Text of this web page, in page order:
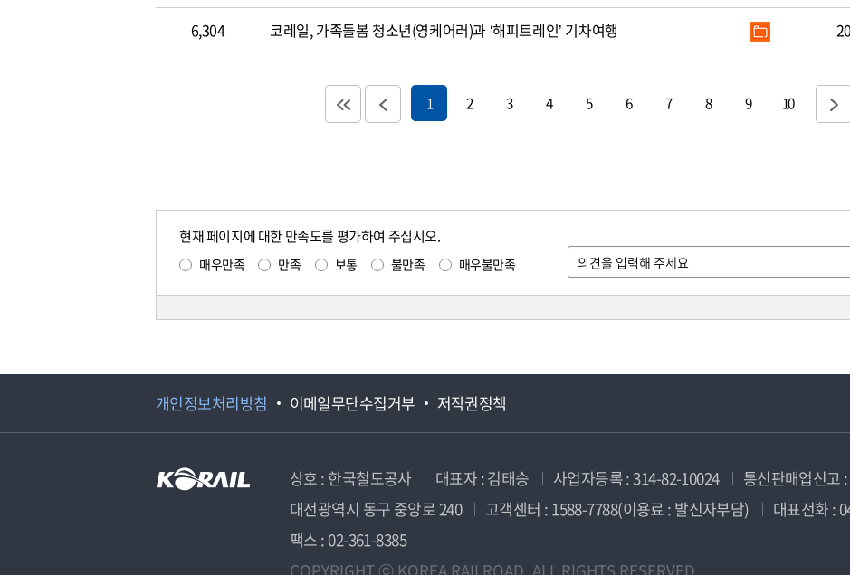
6,304 코레일, 가족돌봄 청소년(영케어러)과 ‘해피트레인’ 기차여행
1 2 3 4 5 6 7 8 9 10
현재 페이지에 대한 만족도를 평가하여 주십시오.
매우만족 만족 보통 불만족 매우불만족
개인정보처리방침 이메일무단수집거부 저작권정책
상호 : 한국철도공사 대표자 : 김태승 사업자등록 : 314-82-10024
통신판매업신고
대전광역시 동구 중앙로 240
고객센터 : 1588-7788(이용료 : 발신자부담)
대표전화 :
팩스 : 02-361-8385
COPYRIGHT ⓒ KOREA RAILROAD. ALL RIGHTS RESERVED.